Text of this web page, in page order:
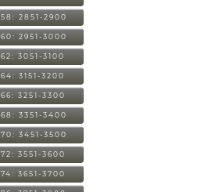
58: 2851-2900
60: 2951-3000
62: 3051-3100
64: 3151-3200
66: 3251-3300
68: 3351-3400
70: 3451-3500
72: 3551-3600
74: 3651-3700